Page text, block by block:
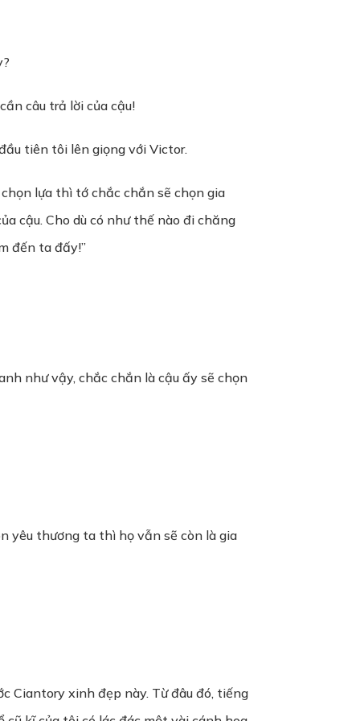
câu trả lời của cậu!
tiên tôi lên giọng với Victor.
lựa thì tớ chắc chắn sẽ chọn gia
cậu. Cho dù có như thế nào đi chăng
đến ta đấy!”
như vậy, chắc chắn là cậu ấy sẽ chọn
yêu thương ta thì họ vẫn sẽ còn là gia
Ciantory xinh đẹp này. Từ đâu đó, tiếng